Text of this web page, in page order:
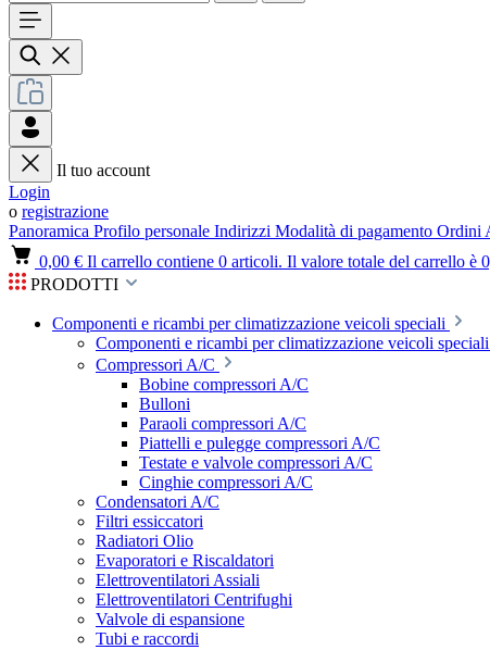
Il tuo account
Login
o registrazione
Panoramica Profilo personale Indirizzi Modalità di pagamento Ordini
0,00 € Il carrello contiene 0 articoli. Il valore totale del carrello è
PRODOTTI
Componenti e ricambi per climatizzazione veicoli speciali
Componenti e ricambi per climatizzazione veicoli
Compressori A/C
Bobine compressori A/C
Bulloni
Paraoli compressori A/C
Piattelli e pulegge compressori A/C
Testate e valvole compressori A/C
Cinghie compressori A/C
Condensatori A/C
Filtri essiccatori
Radiatori Olio
Evaporatori e Riscaldatori
Elettroventilatori Assiali
Elettroventilatori Centrifughi
Valvole di espansione
Tubi e raccordi